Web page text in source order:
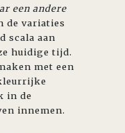
een andere
de variaties
scala aan
huidige tijd.
met een
in de
innemen.